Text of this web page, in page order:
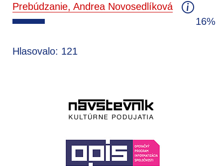
Prebúdzanie, Andrea Novosedlíková
16%
Hlasovalo: 121